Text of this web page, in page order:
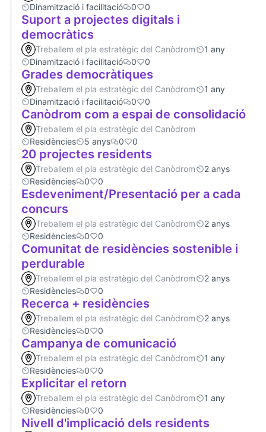
Dinamització i facilitació
0 0
Suport a projectes digitals i
democràtics
Treballem el pla estratègic del Canòdrom
1 any
Dinamització i facilitació
0 0
Grades democràtiques
Treballem el pla estratègic del Canòdrom
1 any
Dinamització i facilitació
0 0
Canòdrom com a espai de consolidació
Treballem el pla estratègic del Canòdrom
Residències
5 anys 0 0
20 projectes residents
Treballem el pla estratègic del Canòdrom
2 anys
Residències
0 0
Esdeveniment/Presentació per a cada
concurs
Treballem el pla estratègic del Canòdrom
2 anys
Residències
0 0
Comunitat de residències sostenible i
perdurable
Treballem el pla estratègic del Canòdrom
2 anys
Residències
0 0
Recerca + residències
Treballem el pla estratègic del Canòdrom
2 anys
Residències
0 0
Campanya de comunicació
Treballem el pla estratègic del Canòdrom
1 any
Residències
0 0
Explicitar el retorn
Treballem el pla estratègic del Canòdrom
1 any
Residències
0 0
Nivell d'implicació dels residents